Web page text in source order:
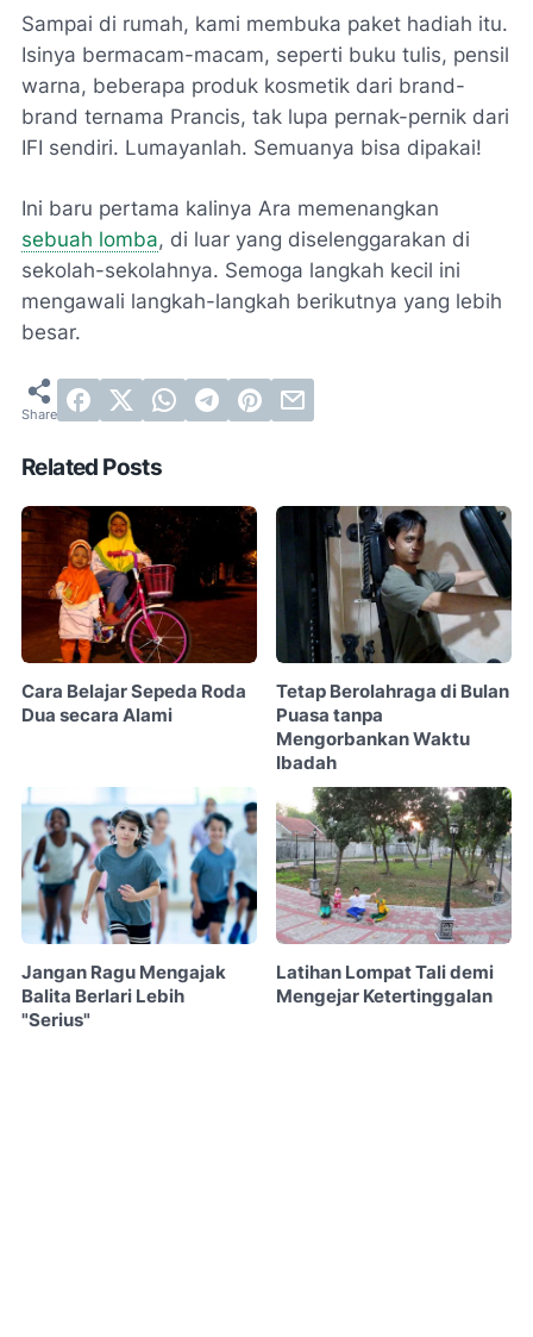
Sampai di rumah, kami membuka paket hadiah itu.
Isinya bermacam-macam, seperti buku tulis, pensil
warna, beberapa produk kosmetik dari brand-
brand ternama Prancis, tak lupa pernak-pernik dari
IFI sendiri. Lumayanlah. Semuanya bisa dipakai!
Ini baru pertama kalinya Ara memenangkan
sebuah lomba, di luar yang diselenggarakan di
sekolah-sekolahnya. Semoga langkah kecil ini
mengawali langkah-langkah berikutnya yang lebih
besar.
Related Posts
Cara Belajar Sepeda Roda
Dua secara Alami
Tetap Berolahraga di Bulan
Puasa tanpa
Mengorbankan Waktu
Ibadah
Jangan Ragu Mengajak
Balita Berlari Lebih
"Serius"
Latihan Lompat Tali demi
Mengejar Ketertinggalan